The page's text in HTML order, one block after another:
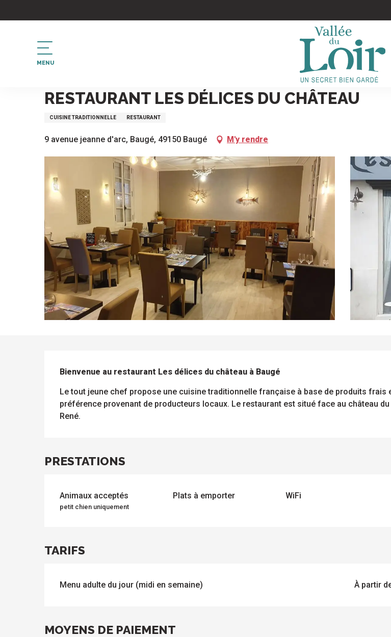
au
MENU
Toutes
Accueil
RESTAURANT LES DÉLICES DU CHÂTEAU
CUISINE TRADITIONNELLE RESTAURANT
9 avenue jeanne d'arc, Baugé, 49150 Baugé M'y rendre
DESCRIPTION
Bienvenue au restaurant Les délices du château à Baugé
Le tout jeune chef propose une cuisine traditionnelle française à base de produits frais
préférence provenant de producteurs locaux. Le restaurant est situé face au château du
René.
PRESTATIONS
Animaux acceptés
petit chien uniquement
Plats à emporter WiFi
TARIFS
Menu adulte du jour (midi en semaine) À partir
MOYENS DE PAIEMENT